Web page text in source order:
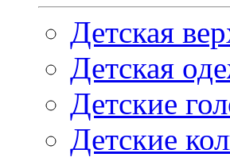
Детская
Детская
Детские
Детские